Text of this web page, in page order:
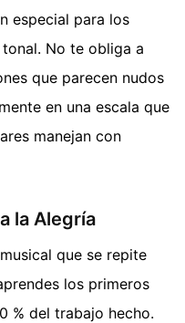
especial para los
No te obliga a
que parecen nudos
en una escala que
manejan con
la Alegría
que se repite
los primeros
% del trabajo hecho.